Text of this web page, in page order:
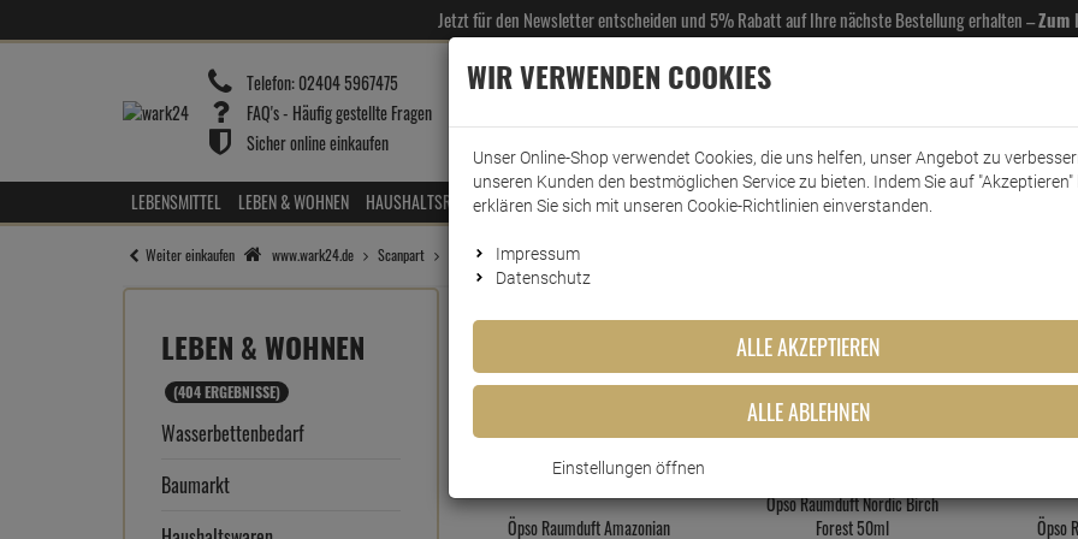
Jetzt für den Newsletter entscheiden und 5% Rabatt auf Ihre nächste Bestellung erhalten –Zum
Telefon:02404 5967475
FAQ's - Häufig gestellte Fragen
Sicher online einkaufen
LEBENSMITTEL LEBEN & WOHNEN HAUSHALTSREINIGER HOTEL- & GASTROBEDARF DROGERIE KÜCHE & HAUSHALT KFZ
Weiter einkaufen www.wark24.de Scanpart Küche & Waschen SCANPART Wasserfilter Alternative zu DeLonghi DLS…
LEBEN & WOHNEN
(404 ERGEBNISSE)
Wasserbettenbedarf
Baumarkt
Exklusive
Öpso Raumduft Amazonian
Öpso Raumduft Nordic Birch
Forest 50ml
Öpso
WIR VERWENDEN COOKIES
Unser Online-Shop verwendet Cookies, die uns helfen, unser Angebot zu
unseren Kunden den bestmöglichen Service zu bieten. Indem Sie auf "Akzeptieren"
erklären Sie sich mit unseren Cookie-Richtlinien einverstanden.
Impressum
Datenschutz
ALLE AKZEPTIEREN
ALLE ABLEHNEN
Einstellungen öffnen